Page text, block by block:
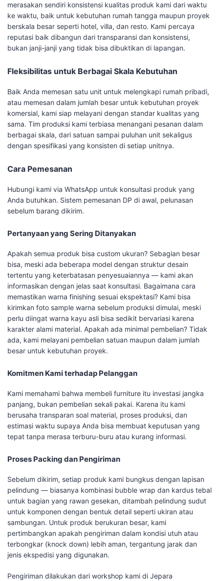
merasakan sendiri konsistensi kualitas produk kami dari waktu
ke waktu, baik untuk kebutuhan rumah tangga maupun proyek
berskala besar seperti hotel, villa, dan resto. Kami percaya
reputasi baik dibangun dari transparansi dan konsistensi,
bukan janji-janji yang tidak bisa dibuktikan di lapangan.
Fleksibilitas untuk Berbagai Skala Kebutuhan
Baik Anda memesan satu unit untuk melengkapi rumah pribadi,
atau memesan dalam jumlah besar untuk kebutuhan proyek
komersial, kami siap melayani dengan standar kualitas yang
sama. Tim produksi kami terbiasa menangani pesanan dalam
berbagai skala, dari satuan sampai puluhan unit sekaligus
dengan spesifikasi yang konsisten di setiap unitnya.
Cara Pemesanan
Hubungi kami via WhatsApp untuk konsultasi produk yang
Anda butuhkan. Sistem pemesanan DP di awal, pelunasan
sebelum barang dikirim.
Pertanyaan yang Sering Ditanyakan
Apakah semua produk bisa custom ukuran? Sebagian besar
bisa, meski ada beberapa model dengan struktur desain
tertentu yang keterbatasan penyesuaiannya — kami akan
informasikan dengan jelas saat konsultasi. Bagaimana cara
memastikan warna finishing sesuai ekspektasi? Kami bisa
kirimkan foto sample warna sebelum produksi dimulai, meski
perlu diingat warna kayu asli bisa sedikit bervariasi karena
karakter alami material. Apakah ada minimal pembelian? Tidak
ada, kami melayani pembelian satuan maupun dalam jumlah
besar untuk kebutuhan proyek.
Komitmen Kami terhadap Pelanggan
Kami memahami bahwa membeli furniture itu investasi jangka
panjang, bukan pembelian sekali pakai. Karena itu kami
berusaha transparan soal material, proses produksi, dan
estimasi waktu supaya Anda bisa membuat keputusan yang
tepat tanpa merasa terburu-buru atau kurang informasi.
Proses Packing dan Pengiriman
Sebelum dikirim, setiap produk kami bungkus dengan lapisan
pelindung — biasanya kombinasi bubble wrap dan kardus tebal
untuk bagian yang rawan gesekan, ditambah pelindung sudut
untuk komponen dengan bentuk detail seperti ukiran atau
sambungan. Untuk produk berukuran besar, kami
pertimbangkan apakah pengiriman dalam kondisi utuh atau
terbongkar (knock down) lebih aman, tergantung jarak dan
jenis ekspedisi yang digunakan.
Pengiriman dilakukan dari workshop kami di Jepara